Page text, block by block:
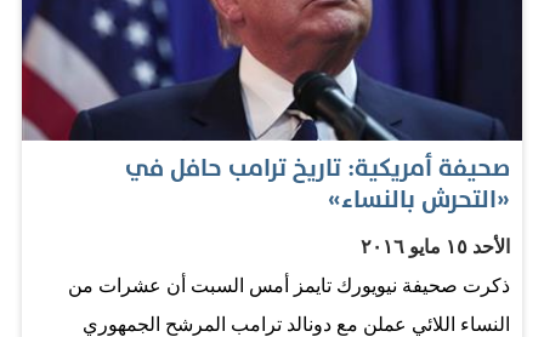
إزاء سياسات الهجرة مشيرًا إلى أنها ستقود إلى مثل تلك
المخاطر. ولم يتطرق المرشح لمصادر معلوماته فيما يتعلق
بوقوع وشيك لأي هجمات كبرى داخل الولايات المتحدة
الأميركية أو إذا كانت تستند إلى معلومات استخباراتية.
المصدر: الإتحاد
صحيفة أمريكية: تاريخ ترامب حافل في
«التحرش بالنساء»
الأحد ١٥ مايو ٢٠١٦
ذكرت صحيفة نيويورك تايمز أمس السبت أن عشرات من
النساء اللائي عملن مع دونالد ترامب المرشح الجمهوري